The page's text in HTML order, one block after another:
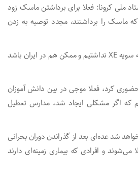
ملی کرونا: فعلا برای برداشتن ماسک زود
ماسک را برداشتند، مجدد توصیه به زدن
در ایران تاکنون موردی ابتلا به سویه XE نداشتیم و ممکن هم در ایران باشد
کرد، فعلا موجی در بین دانش آموزان
که اگر مشکلی ایجاد شد، مدارس تعطیل
شد عده‌ای بعد از گذراندن دوران بحرانی
و افرادی که بیماری زمینه‌ای دارند